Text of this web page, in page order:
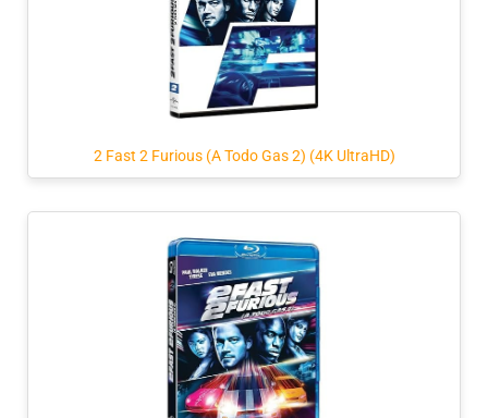
2 Fast 2 Furious (A Todo Gas 2) (4K UltraHD)